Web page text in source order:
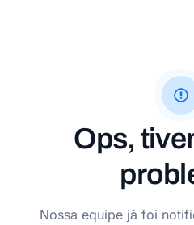
Ops,
Nossa equipe já foi